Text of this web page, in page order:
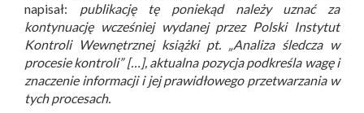
napisał: publikację tę poniekąd należy uznać za
kontynuację wcześniej wydanej przez Polski Instytut
Kontroli Wewnętrznej książki pt. „Analiza śledcza w
procesie kontroli” […], aktualna pozycja podkreśla wagę i
znaczenie informacji i jej prawidłowego przetwarzania w
tych procesach.